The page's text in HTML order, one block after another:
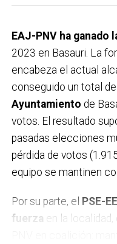
EAJ-PNV ha ganado
2023 en Basauri. La
encabeza el actual
conseguido un total de
Ayuntamiento de
votos. El resultado
pasadas elecciones
pérdida de votos
equipo se mantinen
Por su parte, el PSE-
fuerza en la localidad,